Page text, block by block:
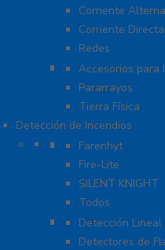
Corriente Alterna
Corriente Directa
Redes
Tierra Física y
Accesorios para
Pararrayos
Tierra Física
Detección de Incendios
Accesorios y
Farenhyt
Fire-Lite
SILENT KNIGHT
Todos
Aplicaciones
Detección
Detectores de